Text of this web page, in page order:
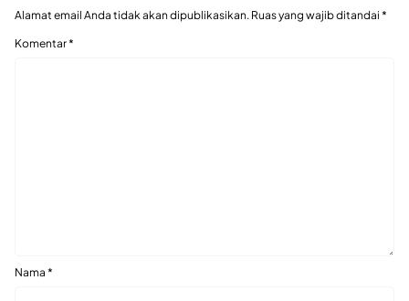
Alamat email Anda tidak akan dipublikasikan. Ruas yang wajib ditandai *
Komentar*
Nama *